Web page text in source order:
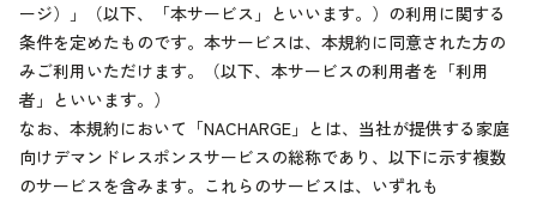
ージ）」（以下、「本サービス」といいます。）の利用に関する
条件を定めたものです。本サービスは、本規約に同意された方の
みご利用いただけます。（以下、本サービスの利用者を「利用
者」といいます。）
なお、本規約において「NACHARGE」とは、当社が提供する家庭
向けデマンドレスポンスサービスの総称であり、以下に示す複数
のサービスを含みます。これらのサービスは、いずれも